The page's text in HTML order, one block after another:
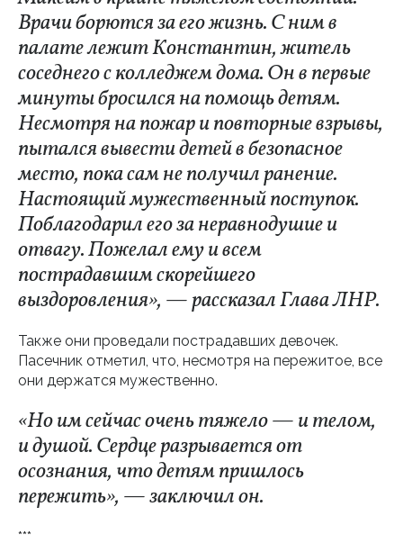
Врачи борются за его жизнь. С ним в
палате лежит Константин, житель
соседнего с колледжем дома. Он в первые
минуты бросился на помощь детям.
Несмотря на пожар и повторные взрывы,
пытался вывести детей в безопасное
место, пока сам не получил ранение.
Настоящий мужественный поступок.
Поблагодарил его за неравнодушие и
отвагу. Пожелал ему и всем
пострадавшим скорейшего
выздоровления», — рассказал Глава ЛНР.
Также они проведали пострадавших девочек.
Пасечник отметил, что, несмотря на пережитое, все
они держатся мужественно.
«Но им сейчас очень тяжело — и телом,
и душой. Сердце разрывается от
осознания, что детям пришлось
пережить», — заключил он.
***